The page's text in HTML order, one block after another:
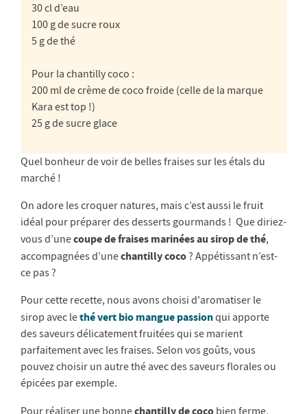
30 cl d’eau
100 g de sucre roux
5 g de thé
Pour la chantilly coco :
200 ml de crème de coco froide (celle de la marque
Kara est top !)
25 g de sucre glace
Quel bonheur de voir de belles fraises sur les étals du
marché !
On adore les croquer natures, mais c’est aussi le fruit
idéal pour préparer des desserts gourmands ! Que diriez-
vous d’unecoupe de fraises marinées au sirop de thé,
accompagnées d’unechantilly coco? Appétissant n’est-
ce pas ?
Pour cette recette, nous avons choisi d'aromatiser le
sirop avec lethé vert bio mangue passionqui apporte
des saveurs délicatement fruitées qui se marient
parfaitement avec les fraises. Selon vos goûts, vous
pouvez choisir un autre thé avec des saveurs florales ou
épicées par exemple.
Pour réaliser une bonnechantilly de coco bien ferme,